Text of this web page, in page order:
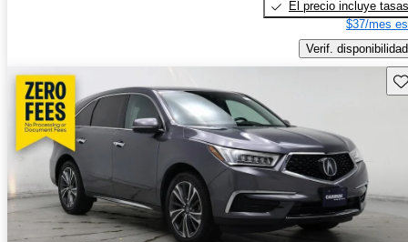
El precio incluye tasas
$37/mes
Verif. disponibilidad